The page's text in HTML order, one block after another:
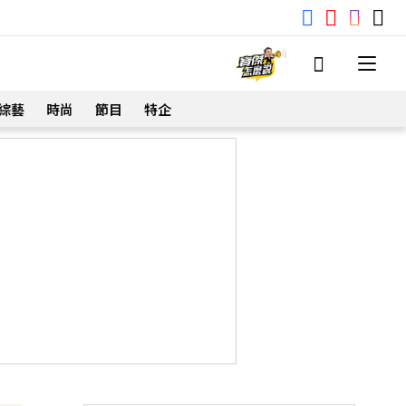
藝 時尚 節目 特企